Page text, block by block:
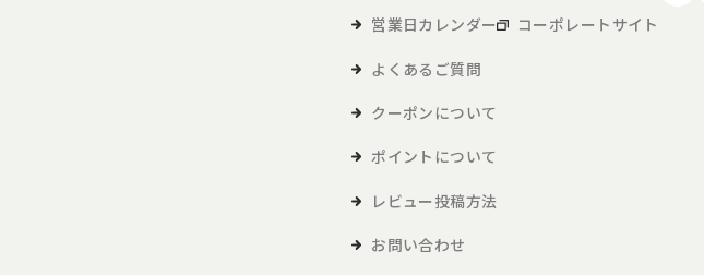
営業日カレンダー
よくあるご質問
クーポンについて
ポイントについて
レビュー投稿方法
お問い合わせ
コーポレートサイト